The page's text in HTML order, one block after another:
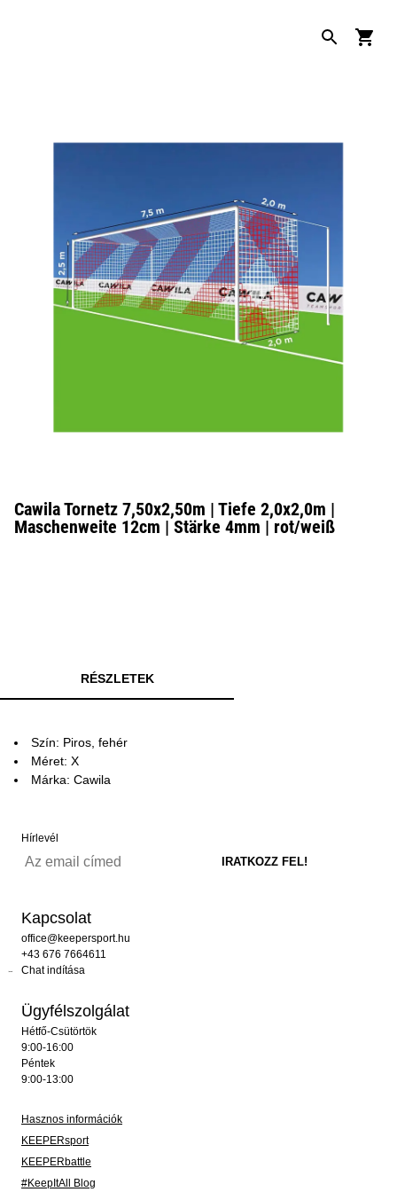
Cawila Tornetz 7,50x2,50m | Tiefe 2,0x2,0m |
Maschenweite 12cm | Stärke 4mm | rot/weiß
RÉSZLETEK
Szín: Piros, fehér
Méret: X
Márka: Cawila
Hírlevél
Kapcsolat
office@keepersport.hu
+43 676 7664611
Chat indítása
Ügyfélszolgálat
Hétfő-Csütörtök
9:00-16:00
Péntek
9:00-13:00
Hasznos információk
KEEPERsport
KEEPERbattle
#KeepItAll Blog